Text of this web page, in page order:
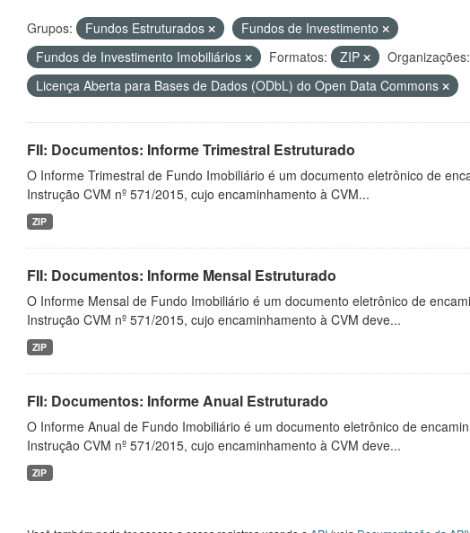
Grupos: Fundos Estruturados
Fundos de Investimento
Fundos de Investimento Imobiliários
Formatos: ZIP Organizações:
Licença Aberta para Bases de Dados (ODbL) do Open Data Commons
FII: Documentos: Informe Trimestral Estruturado
O Informe Trimestral de Fundo Imobiliário é um documento eletrônico de
Instrução CVM nº 571/2015, cujo encaminhamento à CVM...
ZIP
FII: Documentos: Informe Mensal Estruturado
O Informe Mensal de Fundo Imobiliário é um documento eletrônico de
Instrução CVM nº 571/2015, cujo encaminhamento à CVM deve...
ZIP
FII: Documentos: Informe Anual Estruturado
O Informe Anual de Fundo Imobiliário é um documento eletrônico de
Instrução CVM nº 571/2015, cujo encaminhamento à CVM deve...
ZIP